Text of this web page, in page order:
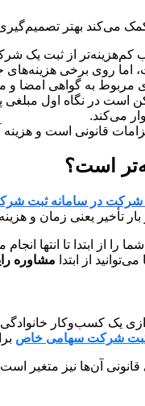
می‌کند بهتر تصمیم‌گیری
کم‌هزینه‌تر از ثبت
روی برخی هزینه‌های
مربوط به گواهی امضا و
در نگاه اول مبلغی
می‌کند.
قانونی است و
است؟
شرکت در سامانه ثبت
تأخیر یعنی زمان و
از ابتدا تا انتها
از ابتدا مشاوره
یک کسب‌وکار
شرکت سهامی خاص
آن‌ها نیز متغیر است.